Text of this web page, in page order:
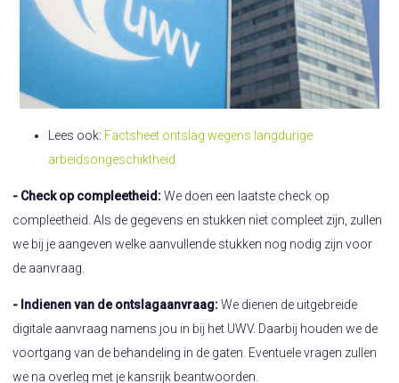
Lees ook: Factsheet ontslag wegens langdurige
arbeidsongeschiktheid
- Check op compleetheid:We doen een laatste check op
compleetheid. Als de gegevens en stukken niet compleet zijn, zullen
we bij je aangeven welke aanvullende stukken nog nodig zijn voor
de aanvraag.
- Indienen van de ontslagaanvraag:We dienen de uitgebreide
digitale aanvraag namens jou in bij het UWV. Daarbij houden we de
voortgang van de behandeling in de gaten. Eventuele vragen zullen
we na overleg met je kansrijk beantwoorden.